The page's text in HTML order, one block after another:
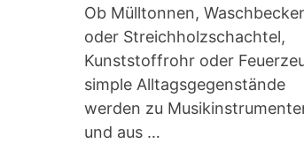
Ob Mülltonnen,
oder Streichholzschachtel,
Kunststoffrohr oder
simple Alltagsgegenstände
werden zu
und aus …